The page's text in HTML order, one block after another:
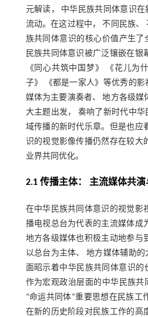
元解读， 中华民族共同体意识
流动。在这过程中， 不同民族、
族共同体意识的核心价值产生了
民族共同体意识被广泛镶嵌在银
《同心共筑中国梦》 《花儿为
子》 《都是一家人》等优秀的
媒体为主要演奏者、 地方各级媒
大主题出发， 奏响了新时代中华
域传播的新时代乐章。但是也应
识的视觉影像传播仍然存在较大
业界共同优化。
2.1 传播主体： 主流媒体共
在中华民族共同体意识的视觉影
播电视总台为代表的主流媒体成
地方各级媒体也积极主动地参与
以总台为主体、 地方媒体辅助
面昭示着中华民族共同体意识的
作为宏观政治层面的中华民族共
“命运共同体”重要思想在民族工
在新的历史阶段对民族工作的高